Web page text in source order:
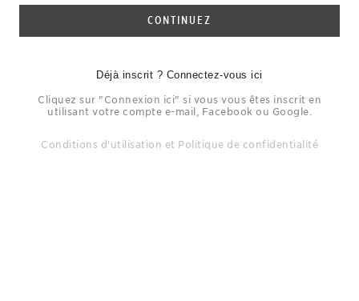
CONTINUEZ
Déjà inscrit ? Connectez-vous ici
Cliquez sur "Connexion ici" si vous vous êtes inscrit en
utilisant votre compte e-mail, Facebook ou Google.
Conditions d'utilisation et Politique de confidentialité